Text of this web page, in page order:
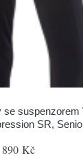
se suspenzorem
SR,
890 Kč